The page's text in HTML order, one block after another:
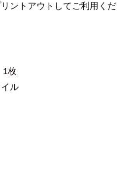
ントアウトしてご利用くだ
枚
ル